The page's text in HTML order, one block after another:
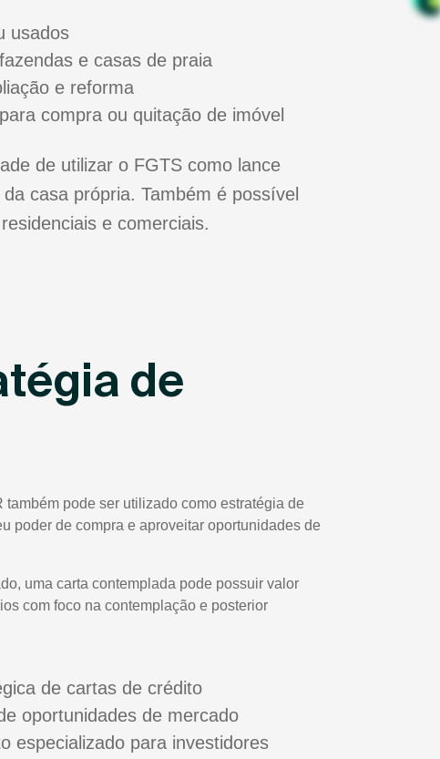
usados
e casas de praia
e reforma
compra ou quitação de imóvel
de utilizar o FGTS como lance
casa própria. Também é possível
e comerciais.
de
pode ser utilizado como estratégia de
poder de compra e aproveitar oportunidades de
uma carta contemplada pode possuir valor
com foco na contemplação e posterior
de cartas de crédito
oportunidades de mercado
especializado para investidores